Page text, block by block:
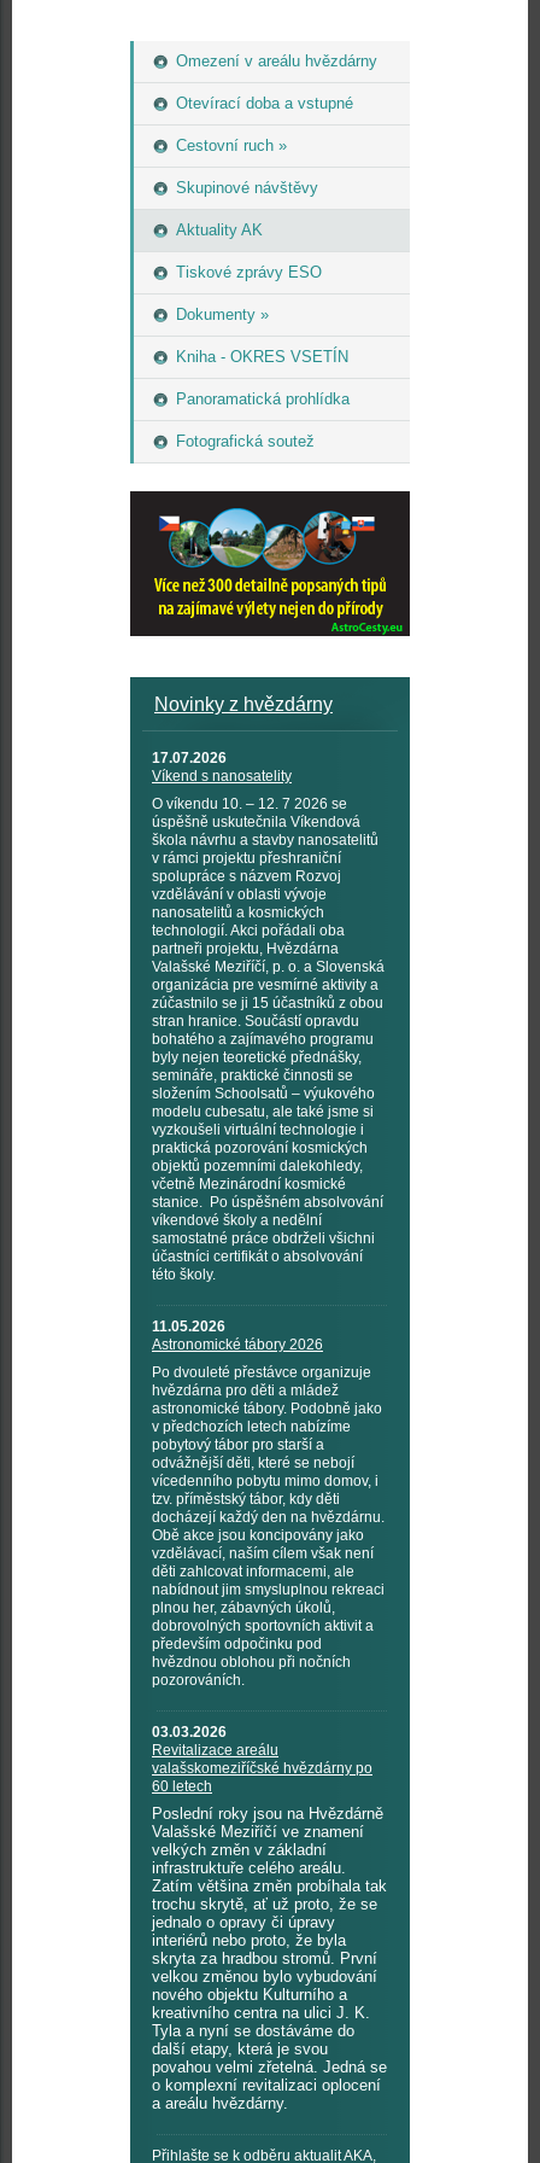
Omezení v areálu hvězdárny
Otevírací doba a vstupné
Cestovní ruch »
Skupinové návštěvy
Aktuality AK
Tiskové zprávy ESO
Dokumenty »
Kniha - OKRES VSETÍN
Panoramatická prohlídka
Fotografická soutež
Novinky z hvězdárny
17.07.2026
Víkend s nanosatelity
O víkendu 10. – 12. 7 2026 se
úspěšně uskutečnila Víkendová
škola návrhu a stavby nanosatelitů
v rámci projektu přeshraniční
spolupráce s názvem Rozvoj
vzdělávání v oblasti vývoje
nanosatelitů a kosmických
technologií. Akci pořádali oba
partneři projektu, Hvězdárna
Valašské Meziříčí, p. o. a Slovenská
organizácia pre vesmírné aktivity a
zúčastnilo se ji 15 účastníků z obou
stran hranice. Součástí opravdu
bohatého a zajímavého programu
byly nejen teoretické přednášky,
semináře, praktické činnosti se
složením Schoolsatů – výukového
modelu cubesatu, ale také jsme si
vyzkoušeli virtuální technologie i
praktická pozorování kosmických
objektů pozemními dalekohledy,
včetně Mezinárodní kosmické
stanice. Po úspěšném absolvování
víkendové školy a nedělní
samostatné práce obdrželi všichni
účastníci certifikát o absolvování
této školy.
11.05.2026
Astronomické tábory 2026
Po dvouleté přestávce organizuje
hvězdárna pro děti a mládež
astronomické tábory. Podobně jako
v předchozích letech nabízíme
pobytový tábor pro starší a
odvážnější děti, které se nebojí
vícedenního pobytu mimo domov, i
tzv. příměstský tábor, kdy děti
docházejí každý den na hvězdárnu.
Obě akce jsou koncipovány jako
vzdělávací, naším cílem však není
děti zahlcovat informacemi, ale
nabídnout jim smysluplnou rekreaci
plnou her, zábavných úkolů,
dobrovolných sportovních aktivit a
především odpočinku pod
hvězdnou oblohou při nočních
pozorováních.
03.03.2026
Revitalizace areálu
valašskomeziříčské hvězdárny po
60 letech
Poslední roky jsou na Hvězdárně
Valašské Meziříčí ve znamení
velkých změn v základní
infrastruktuře celého areálu.
Zatím většina změn probíhala tak
trochu skrytě, ať už proto, že se
jednalo o opravy či úpravy
interiérů nebo proto, že byla
skryta za hradbou stromů. První
velkou změnou bylo vybudování
nového objektu Kulturního a
kreativního centra na ulici J. K.
Tyla a nyní se dostáváme do
další etapy, která je svou
povahou velmi zřetelná. Jedná se
o komplexní revitalizaci oplocení
a areálu hvězdárny.
Přihlašte se k odběru aktualit AKA,